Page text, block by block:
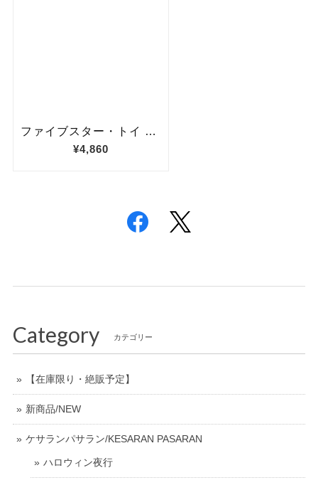
Category カテゴリー
【在庫限り・絶販予定】
新商品/NEW
ケサランパサラン/KESARAN PASARAN
ハロウィン夜行